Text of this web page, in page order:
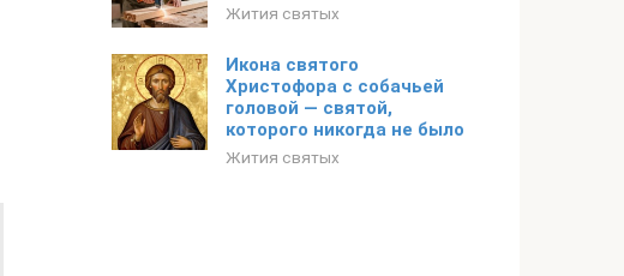
Жития святых
Икона святого
Христофора с собачьей
головой — святой,
которого никогда не было
Жития святых